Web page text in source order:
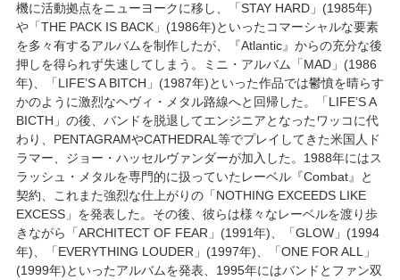
機に活動拠点をニューヨークに移し、「STAY HARD」(1985年)
や「THE PACK IS BACK」(1986年)といったコマーシャルな要素
を多々有するアルバムを制作したが、『Atlantic』からの充分な後
押しを得られず失速してしまう。ミニ・アルバム「MAD」(1986
年)、「LIFE’S A BITCH」(1987年)といった作品では鬱憤を晴らす
かのように激烈なヘヴィ・メタル路線へと回帰した。「LIFE’S A
BICTH」の後、バンドを脱退してエンジニアとなったワッコに代
わり、PENTAGRAMやCATHEDRAL等でプレイしてきた米国人ド
ラマー、ジョー・ハッセルヴァンダーが加入した。1988年にはス
ラッシュ・メタルを専門的に扱っていたレーベル『Combat』と
契約、これまた強烈な仕上がりの「NOTHING EXCEEDS LIKE
EXCESS」を発表した。その後、彼らは様々なレーベルを渡り歩
きながら「ARCHITECT OF FEAR」(1991年)、「GLOW」(1994
年)、「EVERYTHING LOUDER」(1997年)、「ONE FOR ALL」
(1999年)といったアルバムを発表、1995年にはバンドとファン双